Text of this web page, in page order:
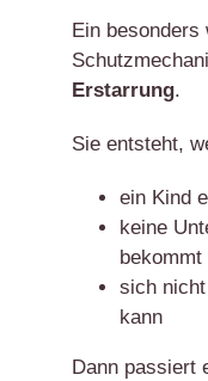
Ein besonders
Erstarrung.
Sie entsteht,
ein Kind
keine
bekommt
sich
kann
Dann passiert